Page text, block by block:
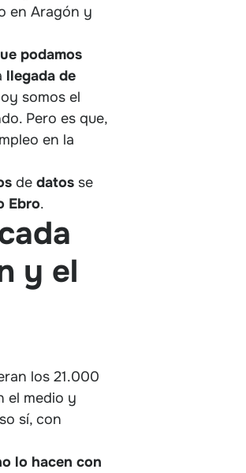
en Aragón y
podamos
llegada de
somos el
Pero es que,
en la
de datos se
Ebro.
y el
los 21.000
el medio y
sí, con
lo hacen con